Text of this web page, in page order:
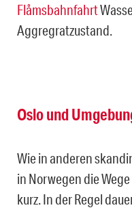
Flåmsbahnfahrt
Aggregratzustand.
Oslo und
Wie in anderen
in Norwegen die
kurz. In der Regel